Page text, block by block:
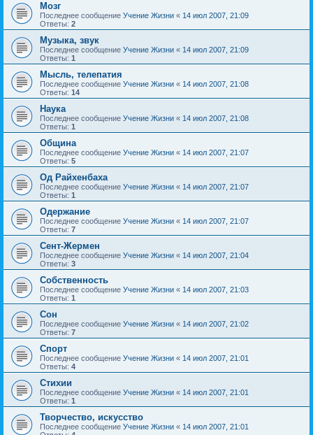
Мозг
Последнее сообщение Учение Жизни « 14 июл 2007, 21:09
Ответы: 2
Музыка, звук
Последнее сообщение Учение Жизни « 14 июл 2007, 21:09
Ответы: 1
Мысль, телепатия
Последнее сообщение Учение Жизни « 14 июл 2007, 21:08
Ответы: 14
Наука
Последнее сообщение Учение Жизни « 14 июл 2007, 21:08
Ответы: 1
Община
Последнее сообщение Учение Жизни « 14 июл 2007, 21:07
Ответы: 5
Од Райхенбаха
Последнее сообщение Учение Жизни « 14 июл 2007, 21:07
Ответы: 1
Одержание
Последнее сообщение Учение Жизни « 14 июл 2007, 21:07
Ответы: 7
Сент-Жермен
Последнее сообщение Учение Жизни « 14 июл 2007, 21:04
Ответы: 3
Собственность
Последнее сообщение Учение Жизни « 14 июл 2007, 21:03
Ответы: 1
Сон
Последнее сообщение Учение Жизни « 14 июл 2007, 21:02
Ответы: 7
Спорт
Последнее сообщение Учение Жизни « 14 июл 2007, 21:01
Ответы: 4
Стихии
Последнее сообщение Учение Жизни « 14 июл 2007, 21:01
Ответы: 1
Творчество, искусство
Последнее сообщение Учение Жизни « 14 июл 2007, 21:01